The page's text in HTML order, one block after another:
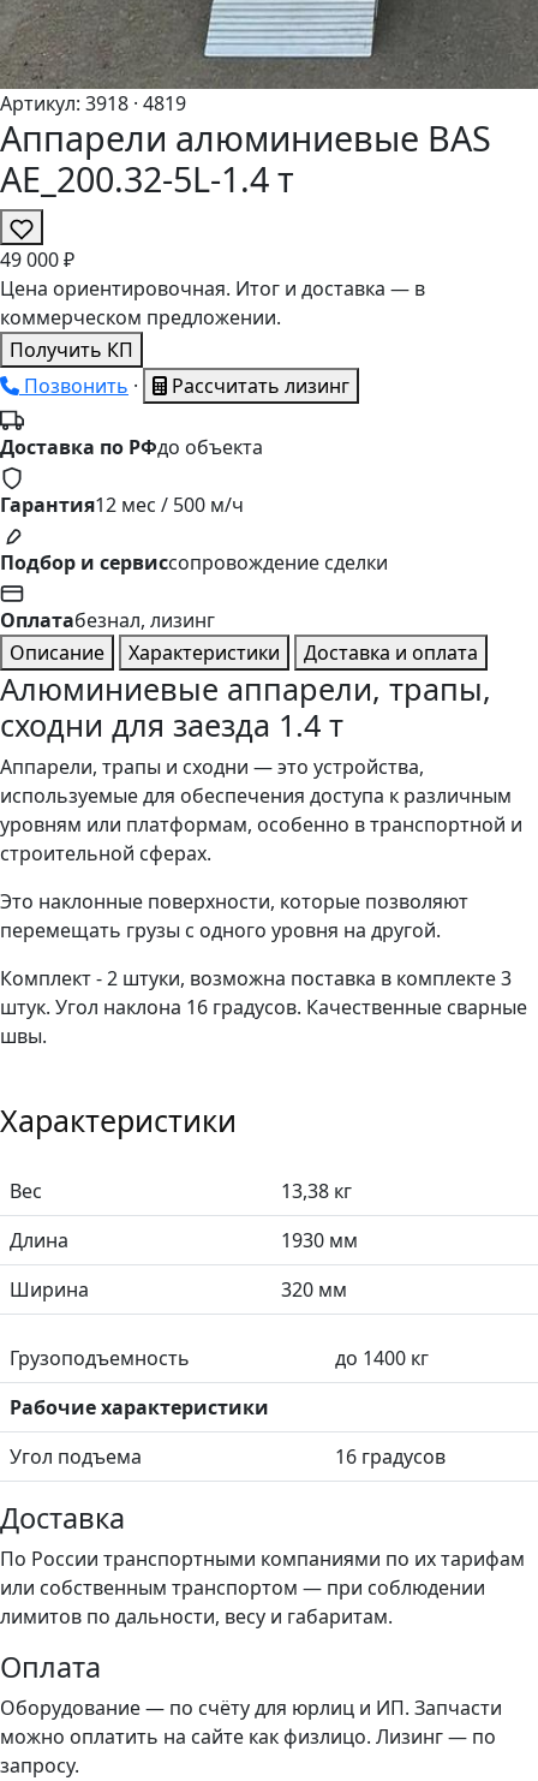
Артикул: 3918 · 4819
Аппарели алюминиевые BAS
AЕ_200.32-5L-1.4 т
49000 ₽
Цена ориентировочная. Итог и доставка — в
коммерческом предложении.
Получить КП
Позвонить · Рассчитать лизинг
Доставка по РФдо объекта
Гарантия12 мес / 500 м/ч
Подбор и сервиссопровождение сделки
Оплатабезнал, лизинг
Описание
Характеристики Доставка и оплата
Алюминиевые аппарели, трапы,
сходни для заезда 1.4 т
Аппарели, трапы и сходни — это устройства,
используемые для обеспечения доступа к различным
уровням или платформам, особенно в транспортной и
строительной сферах.
Это наклонные поверхности, которые позволяют
перемещать грузы с одного уровня на другой.
Комплект - 2 штуки, возможна поставка в комплекте 3
штук. Угол наклона 16 градусов. Качественные сварные
швы.
Характеристики
Вес
13,38 кг
Длина
1930 мм
Ширина
320 мм
Грузоподъемность
до 1400 кг
Рабочие характеристики
Угол подъема
16 градусов
Доставка
По России транспортными компаниями по их тарифам
или собственным транспортом — при соблюдении
лимитов по дальности, весу и габаритам.
Оплата
Оборудование — по счёту для юрлиц и ИП. Запчасти
можно оплатить на сайте как физлицо. Лизинг — по
запросу.